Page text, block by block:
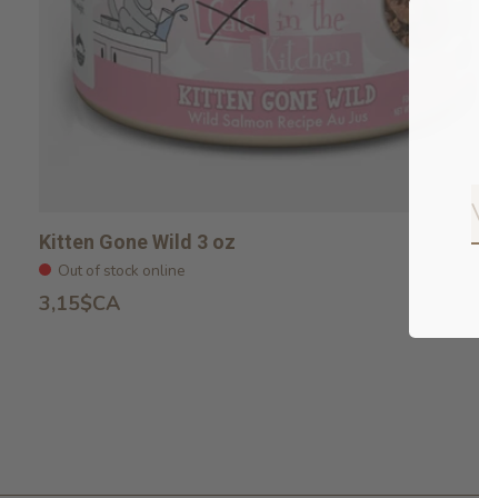
Kitten Gone Wild 3 oz
Out of stock online
3,15$CA